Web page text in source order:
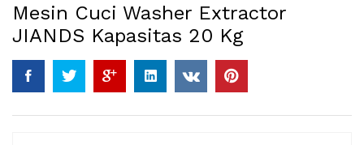
Mesin Cuci Washer Extractor
JIANDS Kapasitas 20 Kg